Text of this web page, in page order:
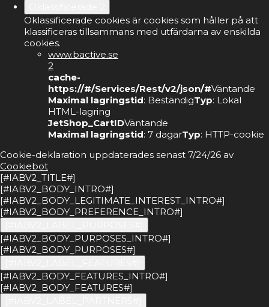
Oklassificerade cookies är cookies som håller på att
klassificeras tillsammans med utfärdarna av enskilda
cookies.
www.bactive.se
2
cache-
https://#/Services/Rest/v2/json/#Väntande
Maximal lagringstid: BeständigTyp: Lokal
HTML-lagring
JetShop_CartIDVäntande
Maximal lagringstid: 7 dagarTyp: HTTP-cookie
Cookie-deklaration uppdaterades senast 7/24/26 av
Cookiebot
[#IABV2_TITLE#]
[#IABV2_BODY_INTRO#]
[#IABV2_BODY_LEGITIMATE_INTEREST_INTRO#]
[#IABV2_BODY_PREFERENCE_INTRO#]
[#IABV2_BODY_PURPOSES_INTRO#]
[#IABV2_BODY_PURPOSES#]
[#IABV2_BODY_FEATURES_INTRO#]
[#IABV2_BODY_FEATURES#]